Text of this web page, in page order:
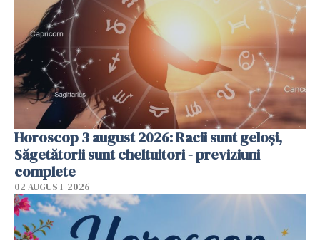
Horoscop 3 august 2026: Racii sunt geloși,
Săgetătorii sunt cheltuitori - previziuni
complete
02 AUGUST 2026